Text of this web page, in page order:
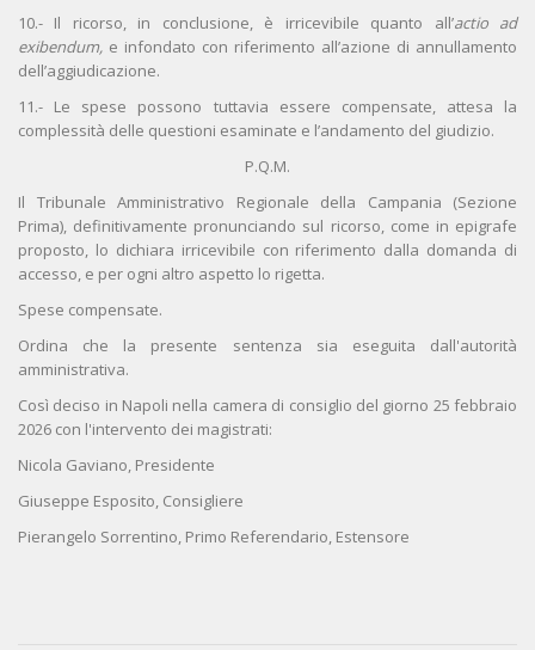
10.- Il ricorso, in conclusione, è irricevibile quanto all’actio ad
exibendum, e infondato con riferimento all’azione di annullamento
dell’aggiudicazione.
11.- Le spese possono tuttavia essere compensate, attesa la
complessità delle questioni esaminate e l’andamento del giudizio.
P.Q.M.
Il Tribunale Amministrativo Regionale della Campania (Sezione
Prima), definitivamente pronunciando sul ricorso, come in epigrafe
proposto, lo dichiara irricevibile con riferimento dalla domanda di
accesso, e per ogni altro aspetto lo rigetta.
Spese compensate.
Ordina che la presente sentenza sia eseguita dall'autorità
amministrativa.
Così deciso in Napoli nella camera di consiglio del giorno 25 febbraio
2026 con l'intervento dei magistrati:
Nicola Gaviano, Presidente
Giuseppe Esposito, Consigliere
Pierangelo Sorrentino, Primo Referendario, Estensore